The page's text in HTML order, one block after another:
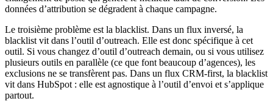
données d’attribution se dégradent à chaque campagne.
Le troisième problème est la blacklist. Dans un flux inversé, la
blacklist vit dans l’outil d’outreach. Elle est donc spécifique à cet
outil. Si vous changez d’outil d’outreach demain, ou si vous utilisez
plusieurs outils en parallèle (ce que font beaucoup d’agences), les
exclusions ne se transfèrent pas. Dans un flux CRM-first, la blacklist
vit dans HubSpot : elle est agnostique à l’outil d’envoi et s’applique
partout.